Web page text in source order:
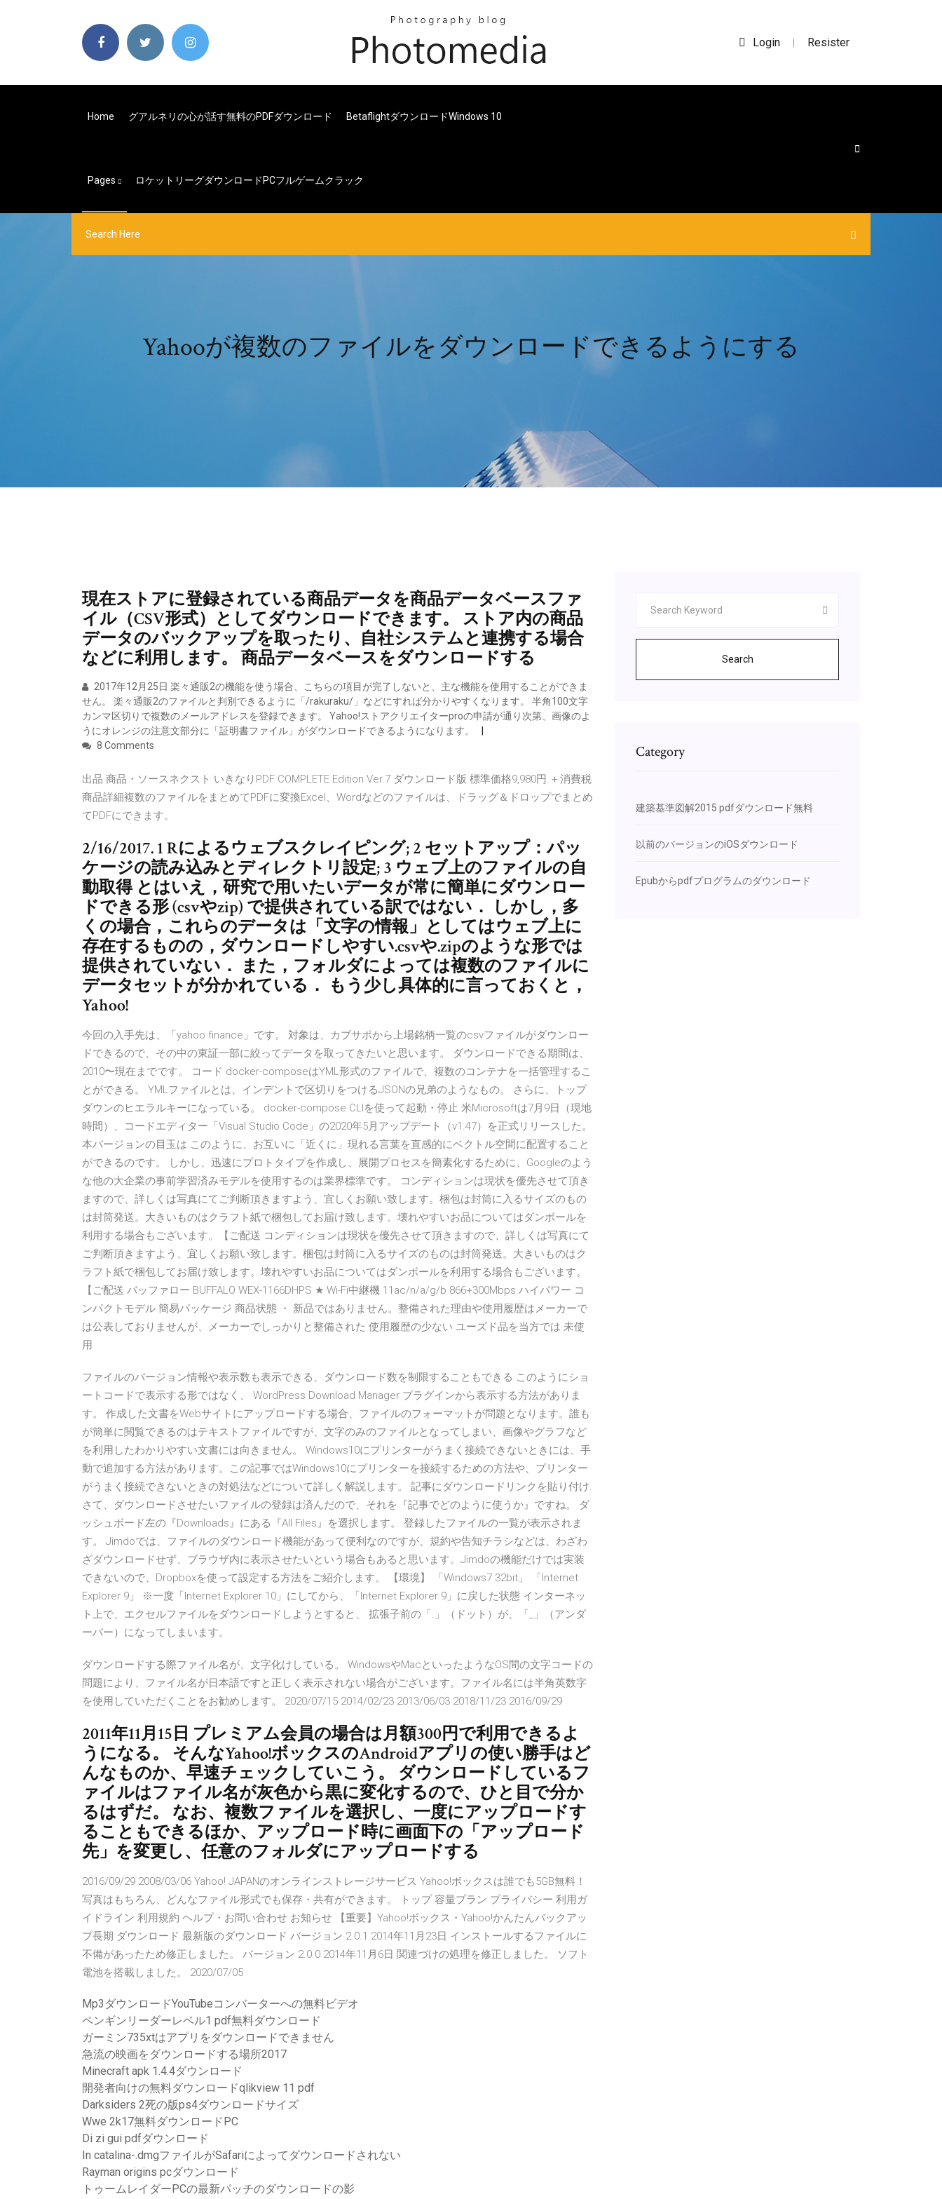
Login | Resister
Home グアルネリの心が話す無料のPDFダウンロード BetaflightダウンロードWindows 10
Pages ロケットリーグダウンロードPCフルゲームクラック
Yahooが複数のファイルをダウンロードできるようにする
現在ストアに登録されている商品データを商品データベースファ
イル（CSV形式）としてダウンロードできます。 ストア内の商品
データのバックアップを取ったり、自社システムと連携する場合
などに利用します。 商品データベースをダウンロードする
2017年12月25日 楽々通販2の機能を使う場合、こちらの項目が完了しないと、主な機能を使用することができま
せん。 楽々通販2のファイルと判別できるように「/rakuraku/」などにすれば分かりやすくなります。 半角100文字
カンマ区切りで複数のメールアドレスを登録できます。 Yahoo!ストアクリエイターproの申請が通り次第、画像のよ
うにオレンジの注意文部分に「証明書ファイル」がダウンロードできるようになります。
8 Comments
出品 商品・ソースネクスト いきなりPDF COMPLETE Edition Ver.7 ダウンロード版 標準価格9,980円 ＋消費税
商品詳細複数のファイルをまとめてPDFに変換Excel、Wordなどのファイルは、ドラッグ＆ドロップでまとめ
てPDFにできます。
2/16/2017. 1 Rによるウェブスクレイピング; 2 セットアップ：パッ
ケージの読み込みとディレクトリ設定; 3 ウェブ上のファイルの自
動取得 とはいえ，研究で用いたいデータが常に簡単にダウンロー
ドできる形 (csvやzip) で提供されている訳ではない． しかし，多
くの場合，これらのデータは「文字の情報」としてはウェブ上に
存在するものの，ダウンロードしやすい.csvや.zipのような形では
提供されていない． また，フォルダによっては複数のファイルに
データセットが分かれている． もう少し具体的に言っておくと，
Yahoo!
今回の入手先は、「yahoo finance」です。 対象は、カブサポから上場銘柄一覧のcsvファイルがダウンロー
ドできるので、その中の東証一部に絞ってデータを取ってきたいと思います。 ダウンロードできる期間は、
2010〜現在までです。 コード docker-composeはYML形式のファイルで、複数のコンテナを一括管理するこ
とができる。 YMLファイルとは、インデントで区切りをつけるJSONの兄弟のようなもの。 さらに、トップ
ダウンのヒエラルキーになっている。 docker-compose CLIを使って起動・停止 米Microsoftは7月9日（現地
時間）、コードエディター「Visual Studio Code」の2020年5月アップデート（v1.47）を正式リリースした。
本バージョンの目玉は このように、お互いに「近くに」現れる言葉を直感的にベクトル空間に配置すること
ができるのです。 しかし、迅速にプロトタイプを作成し、展開プロセスを簡素化するために、Googleのよう
な他の大企業の事前学習済みモデルを使用するのは業界標準です。 コンディションは現状を優先させて頂き
ますので、詳しくは写真にてご判断頂きますよう、宜しくお願い致します。梱包は封筒に入るサイズのもの
は封筒発送。大きいものはクラフト紙で梱包してお届け致します。壊れやすいお品についてはダンボールを
利用する場合もございます。【ご配送 コンディションは現状を優先させて頂きますので、詳しくは写真にて
ご判断頂きますよう、宜しくお願い致します。梱包は封筒に入るサイズのものは封筒発送。大きいものはク
ラフト紙で梱包してお届け致します。壊れやすいお品についてはダンボールを利用する場合もございます。
【ご配送 バッファロー BUFFALO WEX-1166DHPS ★ Wi-Fi中継機 11ac/n/a/g/b 866+300Mbps ハイパワー コ
ンパクトモデル 簡易パッケージ 商品状態 ・ 新品ではありません。整備された理由や使用履歴はメーカーで
は公表しておりませんが、メーカーでしっかりと整備された 使用履歴の少ない ユーズド品を当方では 未使
用
ファイルのバージョン情報や表示数も表示できる、ダウンロード数を制限することもできる このようにショ
ートコードで表示する形ではなく、 WordPress Download Manager プラグインから表示する方法がありま
す。 作成した文書をWebサイトにアップロードする場合、ファイルのフォーマットが問題となります。誰も
が簡単に閲覧できるのはテキストファイルですが、文字のみのファイルとなってしまい、画像やグラフなど
を利用したわかりやすい文書には向きません。 Windows10にプリンターがうまく接続できないときには、手
動で追加する方法があります。この記事ではWindows10にプリンターを接続するための方法や、プリンター
がうまく接続できないときの対処法などについて詳しく解説します。 記事にダウンロードリンクを貼り付け.
さて、ダウンロードさせたいファイルの登録は済んだので、それを『記事でどのように使うか』ですね。 ダ
ッシュボード左の『Downloads』にある『All Files』を選択します。 登録したファイルの一覧が表示されま
す。 Jimdoでは、ファイルのダウンロード機能があって便利なのですが、規約や告知チラシなどは、わざわ
ざダウンロードせず、ブラウザ内に表示させたいという場合もあると思います。Jimdoの機能だけでは実装
できないので、Dropboxを使って設定する方法をご紹介します。 【環境】 「Windows7 32bit」 「Internet
Explorer 9」 ※一度「Internet Explorer 10」にしてから、「Internet Explorer 9」に戻した状態 インターネッ
ト上で、エクセルファイルをダウンロードしようとすると、 拡張子前の「.」（ドット）が、「_」（アンダ
ーバー）になってしまいます。
ダウンロードする際ファイル名が、文字化けしている。 WindowsやMacといったようなOS間の文字コードの
問題により、ファイル名が日本語ですと正しく表示されない場合がございます。ファイル名には半角英数字
を使用していただくことをお勧めします。 2020/07/15 2014/02/23 2013/06/03 2018/11/23 2016/09/29
2011年11月15日 プレミアム会員の場合は月額300円で利用できるよ
うになる。 そんなYahoo!ボックスのAndroidアプリの使い勝手はど
んなものか、早速チェックしていこう。 ダウンロードしているフ
ァイルはファイル名が灰色から黒に変化するので、ひと目で分か
るはずだ。 なお、複数ファイルを選択し、一度にアップロードす
ることもできるほか、アップロード時に画面下の「アップロード
先」を変更し、任意のフォルダにアップロードする
2016/09/29 2008/03/06 Yahoo! JAPANのオンラインストレージサービス Yahoo!ボックスは誰でも5GB無料！
写真はもちろん、どんなファイル形式でも保存・共有ができます。 トップ 容量プラン プライバシー 利用ガ
イドライン 利用規約 ヘルプ・お問い合わせ お知らせ 【重要】Yahoo!ボックス・Yahoo!かんたんバックアッ
プ長期 ダウンロード 最新版のダウンロード バージョン 2.0.1 2014年11月23日 インストールするファイルに
不備があったため修正しました。 バージョン 2.0.0 2014年11月6日 関連づけの処理を修正しました。 ソフト
電池を搭載しました。 2020/07/05
Mp3ダウンロードYouTubeコンバーターへの無料ビデオ
ペンギンリーダーレベル1 pdf無料ダウンロード
ガーミン735xtはアプリをダウンロードできません
急流の映画をダウンロードする場所2017
Minecraft apk 1.4.4ダウンロード
開発者向けの無料ダウンロードqlikview 11 pdf
Darksiders 2死の版ps4ダウンロードサイズ
Wwe 2k17無料ダウンロードPC
Di zi gui pdfダウンロード
In catalina-.dmgファイルがSafariによってダウンロードされない
Rayman origins pcダウンロード
トゥームレイダーPCの最新パッチのダウンロードの影
Search
Category
建築基準図解2015 pdfダウンロード無料
以前のバージョンのiOSダウンロード
Epubからpdfプログラムのダウンロード